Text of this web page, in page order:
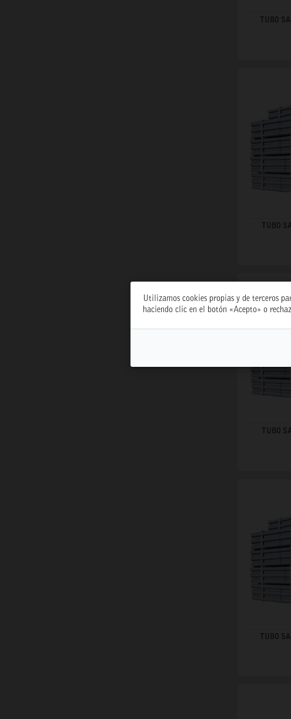
TUBO
TUBO
TUBO
TUBO
Utilizamos cookies propias y de terceros
haciendo clic en el botón «Acepto» o